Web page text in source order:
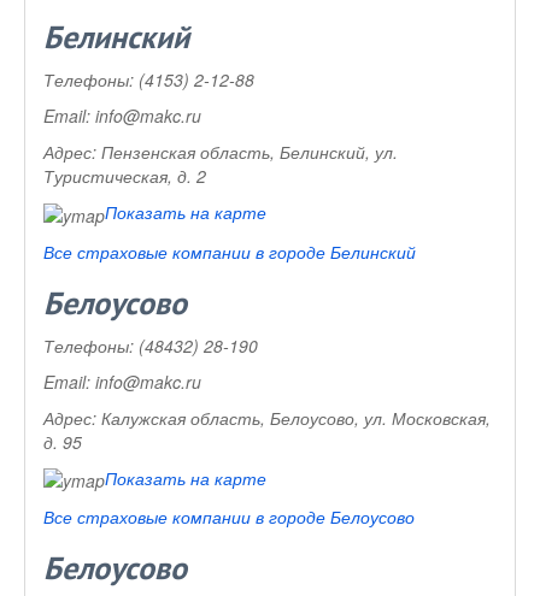
Белинский
Телефоны: (4153) 2-12-88
Email: info@makc.ru
Адрес: Пензенская область, Белинский, ул.
Туристическая, д. 2
Показать на карте
Все страховые компании в городе Белинский
Белоусово
Телефоны: (48432) 28-190
Email: info@makc.ru
Адрес: Калужская область, Белоусово, ул. Московская,
д. 95
Показать на карте
Все страховые компании в городе Белоусово
Белоусово